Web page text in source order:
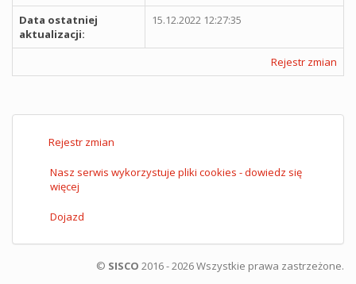
Data ostatniej
aktualizacji:
15.12.2022 12:27:35
Rejestr zmian
Rejestr zmian
Nasz serwis wykorzystuje pliki cookies - dowiedz się
więcej
Dojazd
© SISCO 2016 - 2026 Wszystkie prawa zastrzeżone.